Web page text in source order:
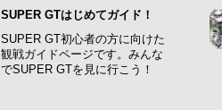
SUPER GTはじめてガイド！
SUPER GT初心者の方に向けた
観戦ガイドページです。みんな
でSUPER GTを見に行こう！